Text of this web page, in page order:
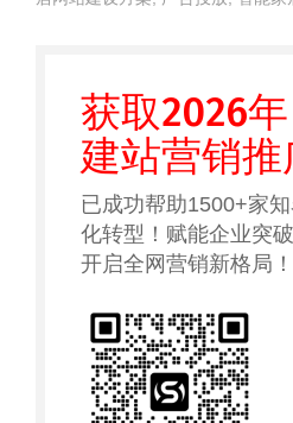
获取2026年
建站营销推
已成功帮助1500+家
化转型！赋能企业突
开启全网营销新格局！